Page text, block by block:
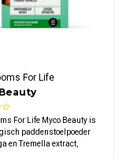
For Life
Poeder
For Life Myco Beauty is
paddenstoelpoeder
en Tremella extract,
samengesteld voor